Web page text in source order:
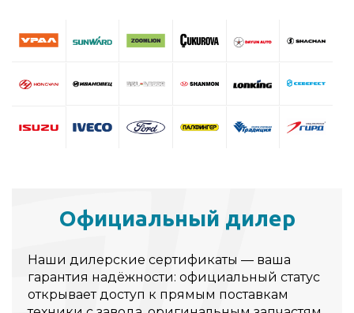
Официальный дилер
Наши дилерские сертификаты — ваша
гарантия надёжности: официальный статус
открывает доступ к прямым поставкам